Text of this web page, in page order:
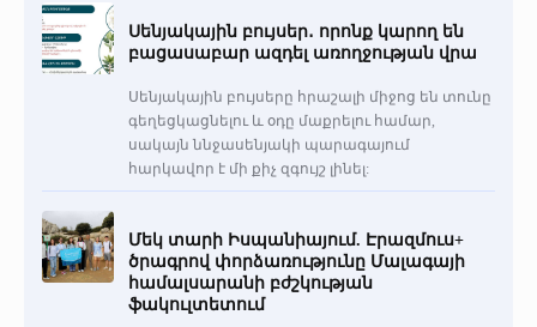
Սենյակային բույսեր․ որոնք կարող են
բացասաբար ազդել առողջության վրա
Սենյակային բույսերը հրաշալի միջոց են տունը
գեղեցկացնելու և օդը մաքրելու համար,
սակայն ննջասենյակի պարագայում
հարկավոր է մի քիչ զգույշ լինել:
Մեկ տարի Իսպանիայում. Էրազմուս+
ծրագրով փորձառությունը Մալագայի
համալսարանի բժշկության
ֆակուլտետում